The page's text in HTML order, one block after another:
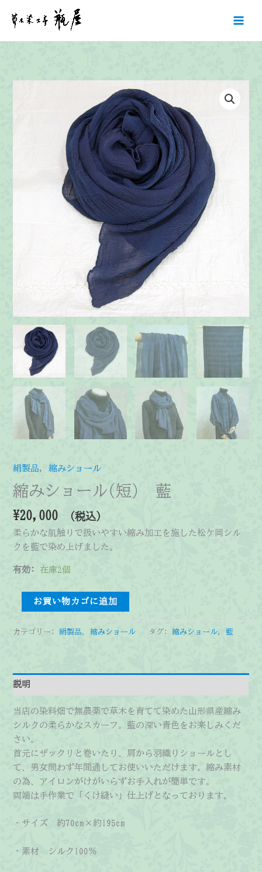
絹製品,縮みショール
縮みショール(短) 藍
¥20,000 （税込）
柔らかな肌触りで扱いやすい縮み加工を施した松ケ岡シル
クを藍で染め上げました。
有効: 在庫2個
シ
(短)
藍
個
お買い物カゴに追加
カテゴリー:絹製品,縮みショール タグ:縮みショール,藍
説明
当店の染料畑で無農薬で草木を育てて染めた山形県産縮み
シルクの柔らかなスカーフ。藍の深い青色をお楽しみくだ
さい。
首元にザックリと巻いたり、肩から羽織りショールとし
て、男女問わず年間通してお使いいただけます。縮み素材
の為、アイロンがけがいらずお手入れが簡単です。
両端は手作業で「くけ縫い」仕上げとなっております。
・サイズ 約70cm×約195cm
・素材 シルク100％